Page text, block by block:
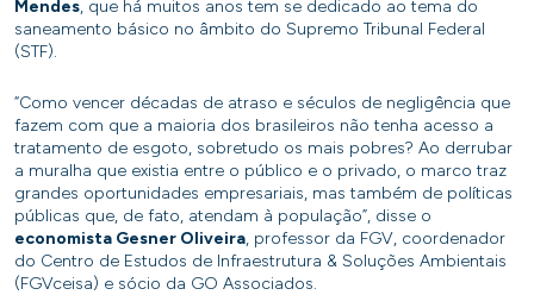
Mendes, que há muitos anos tem se dedicado ao tema do
saneamento básico no âmbito do Supremo Tribunal Federal
(STF).
“Como vencer décadas de atraso e séculos de negligência que
fazem com que a maioria dos brasileiros não tenha acesso a
tratamento de esgoto, sobretudo os mais pobres? Ao derrubar
a muralha que existia entre o público e o privado, o marco traz
grandes oportunidades empresariais, mas também de políticas
públicas que, de fato, atendam à população”, disse o
economista Gesner Oliveira, professor da FGV, coordenador
do Centro de Estudos de Infraestrutura & Soluções Ambientais
(FGVceisa) e sócio da GO Associados.